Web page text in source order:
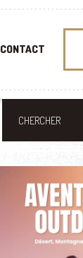
CONTACT